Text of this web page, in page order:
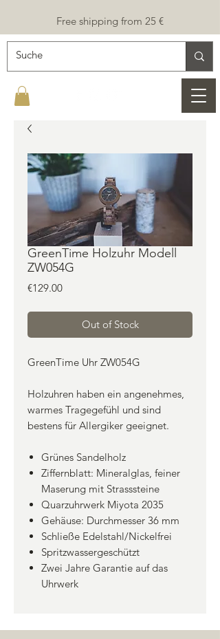
Free shipping from 25 €
GreenTime Holzuhr Modell
ZW054G
€129.00Price
Out of Stock
GreenTime Uhr ZW054G
Holzuhren haben ein angenehmes,
warmes Tragegefühl und sind
bestens für Allergiker geeignet.
Grünes Sandelholz
Ziffernblatt: Mineralglas, feiner
Maserung mit Strasssteine
Quarzuhrwerk Miyota 2035
Gehäuse: Durchmesser 36 mm
Schließe Edelstahl/Nickelfrei
Spritzwassergeschützt
Zwei Jahre Garantie auf das
Uhrwerk